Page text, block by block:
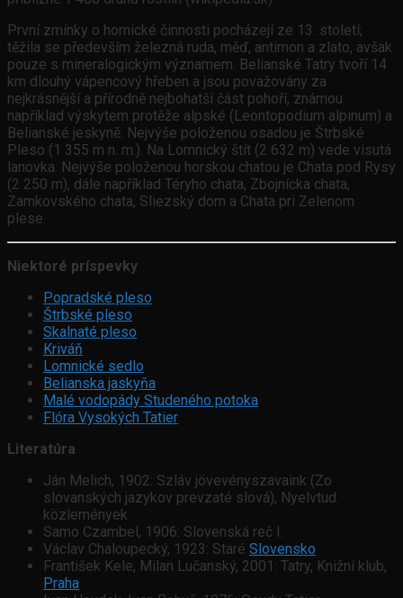
První zmínky o hornické činnosti pocházejí ze 13. století;
těžila se především železná ruda, měď, antimon a zlato, avšak
pouze s mineralogickým významem. Belianské Tatry tvoří 14
km dlouhý vápencový hřeben a jsou považovány za
nejkrásnější a přírodně nejbohatší část pohoří, známou
například výskytem protěže alpské (Leontopodium alpinum) a
Belianské jeskyně. Nejvýše položenou osadou je Štrbské
Pleso (1 355 m n. m.). Na Lomnický štít (2 632 m) vede visutá
lanovka. Nejvýše položenou horskou chatou je Chata pod Rysy
(2 250 m), dále například Téryho chata, Zbojnícka chata,
Zamkovského chata, Sliezský dom a Chata pri Zelenom
plese.
Niektoré príspevky
Popradské pleso
Štrbské pleso
Skalnaté pleso
Kriváň
Lomnické sedlo
Belianska jaskyňa
Malé vodopády Studeného potoka
Flóra Vysokých Tatier
Literatúra
Ján Melich, 1902: Szláv jövevényszavaink (Zo
slovanských jazykov prevzaté slová), Nyelvtud.
közlemények
Samo Czambel, 1906: Slovenská reč I.
Václav Chaloupecký, 1923: Staré Slovensko
František Kele, Milan Lučanský, 2001: Tatry, Knižní klub,
Praha